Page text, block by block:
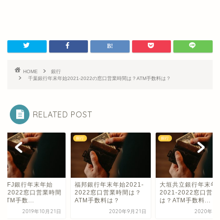
HOME
銀行
千葉銀行年末年始2021-2022の窓口営業時間は？ATM手数料は？
RELATED POST
UFJ銀行年末年始
2022窓口営業時間
ATM手数...
2019年10月21日
銀行
福邦銀行年末年始2021-
2022窓口営業時間は？
ATM手数料は？
2020年9月21日
銀行
大垣共立銀行年末年
2021-2022窓口営業
は？ATM手数料...
2020年9